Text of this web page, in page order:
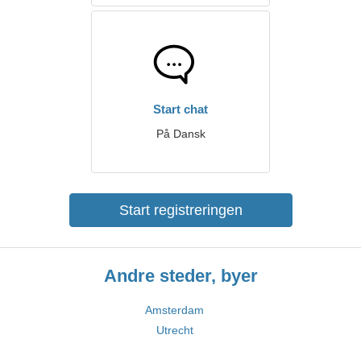
Start chat
På Dansk
Start registreringen
Andre steder, byer
Amsterdam
Utrecht